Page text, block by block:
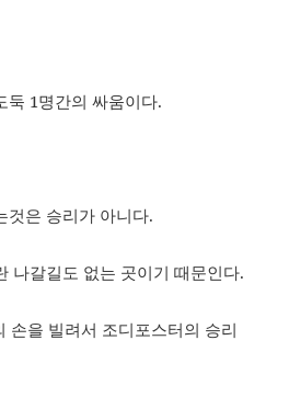
둑 1명간의 싸움이다.
것은 승리가 아니다.
나갈길도 없는 곳이기 때문인다.
손을 빌려서 조디포스터의 승리